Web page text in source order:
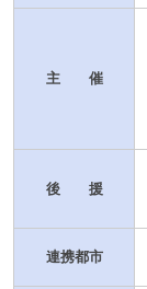
主 催
後 援
連携都市